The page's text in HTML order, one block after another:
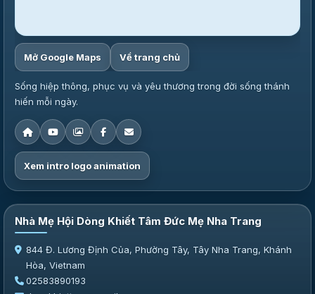
Mở Google Maps Về trang chủ
Sống hiệp thông, phục vụ và yêu thương trong đời sống thánh
hiến mỗi ngày.
Xem intro logo animation
Nhà Mẹ Hội Dòng Khiết Tâm Đức Mẹ Nha Trang
844 Đ. Lương Định Của, Phường Tây, Tây Nha Trang, Khánh
Hòa, Vietnam
02583890193